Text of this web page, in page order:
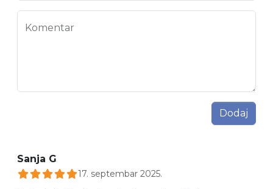
Komentar
Dodaj
Sanja G
17. septembar 2025.